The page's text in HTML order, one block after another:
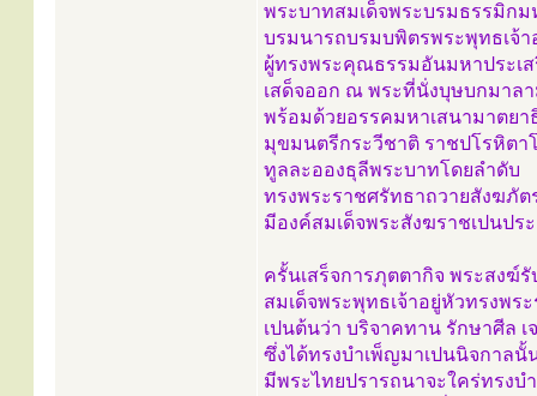
พระบาทสมเด็จพระบรมธรรมิก
บรมนารถบรมบพิตรพระพุทธเจ้า
ผู้ทรงพระคุณธรรมอันมหาประเส
เสด็จออก ณ พระที่นั่งบุษบกมาล
พร้อมด้วยอรรคมหาเสนามาตยา
มุขมนตรีกระวีชาติ ราชปโรหิตา
ทูลละอองธุลีพระบาทโดยลำดับ
ทรงพระราชศรัทธาถวายสังฆภั
มีองค์สมเด็จพระสังฆราชเปนปร
ครั้นเสร็จการภุตตากิจ พระสงฆ์
สมเด็จพระพุทธเจ้าอยู่หัวทรงพร
เปนต้นว่า บริจาคทาน รักษาศีล
ซึ่งได้ทรงบำเพ็ญมาเปนนิจกาลนั้
มีพระไทยปรารถนาจะใคร่ทรงบ